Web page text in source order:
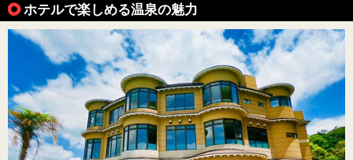
ホテルで楽しめる温泉の魅力